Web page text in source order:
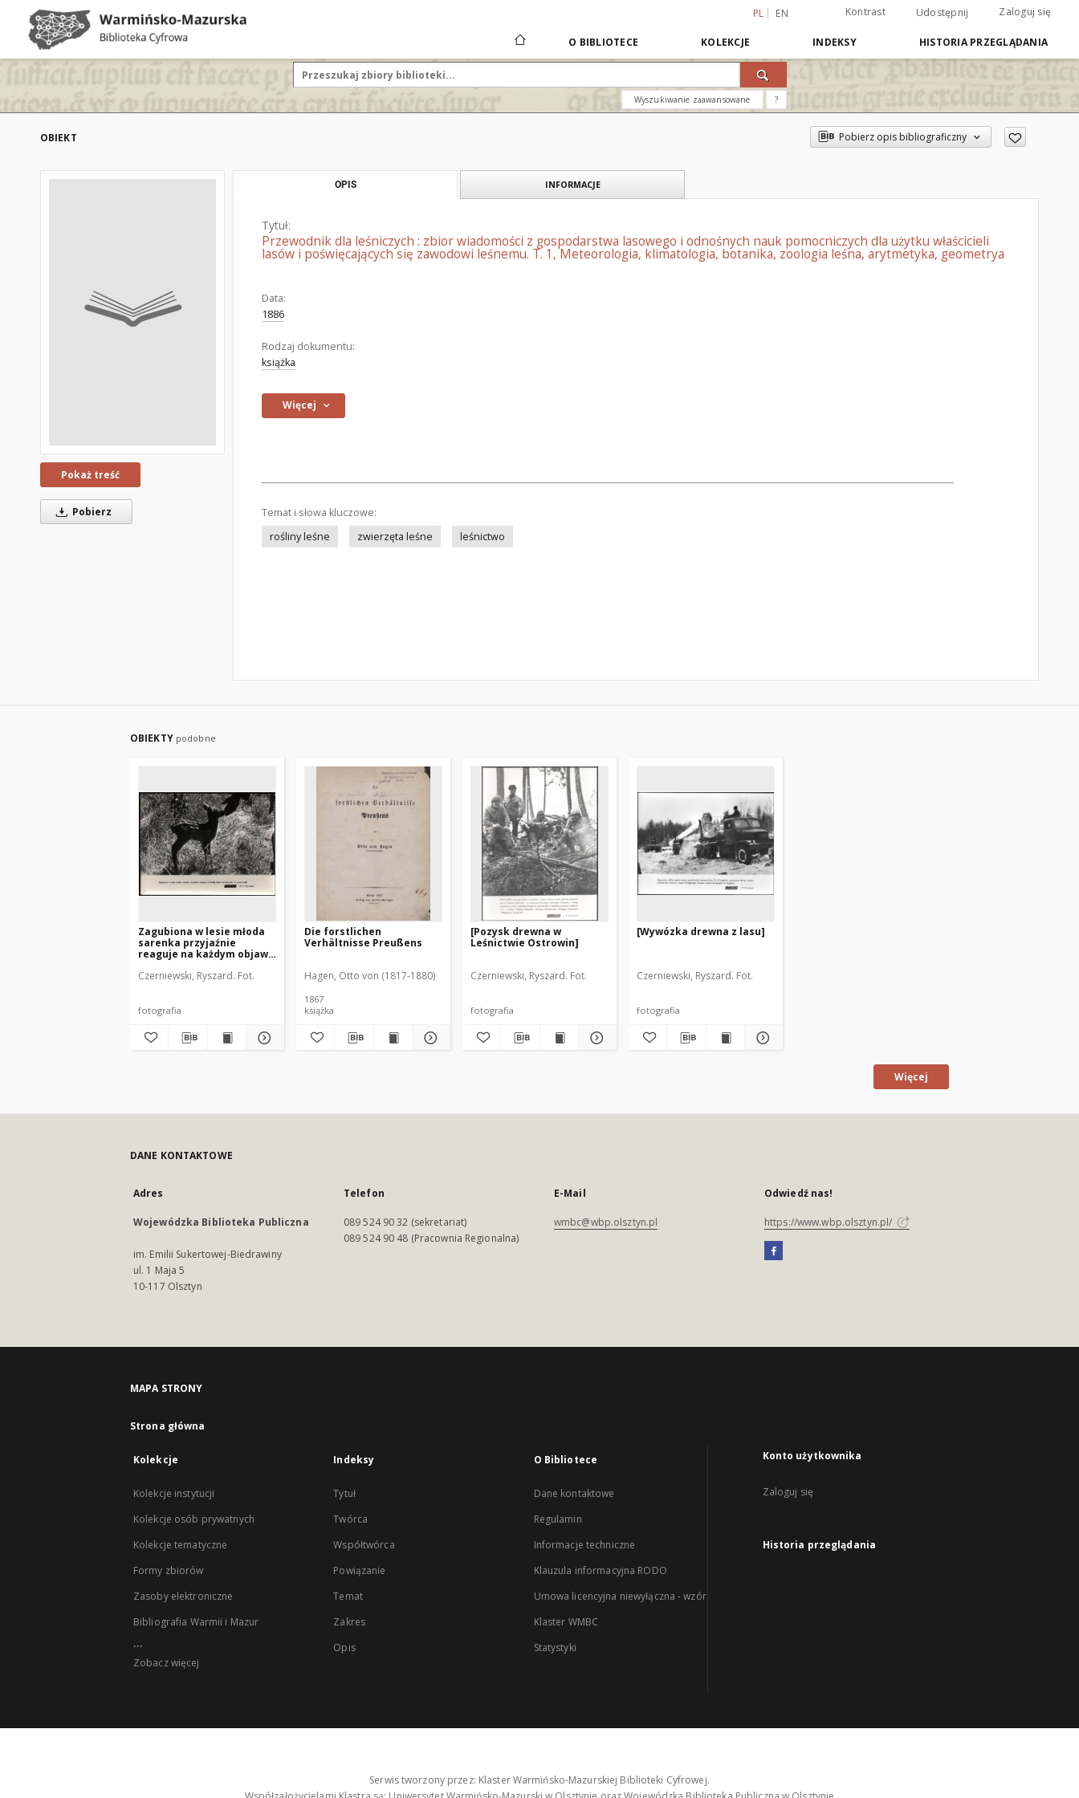
PL EN Kontrast Udostępnij Zaloguj się
O BIBLIOTECE KOLEKCJE INDEKSY HISTORIA PRZEGLĄDANIA
Wyszukiwanie zaawansowane ?
OBIEKT Pobierz opis bibliograficzny
Pokaż treść
Pobierz
OPIS INFORMACJE
Tytuł:
Przewodnik dla leśniczych : zbior wiadomości z gospodarstwa lasowego i odnośnych nauk pomocniczych dla użytku właścicieli
lasów i poświęcających się zawodowi leśnemu. T. 1, Meteorologia, klimatologia, botanika, zoologia leśna, arytmetyka, geometrya
Data:
1886
Rodzaj dokumentu:
książka
Więcej
Temat i słowa kluczowe:
rośliny leśne
zwierzęta leśne leśnictwo
OBIEKTY podobne
Zagubiona w lesie młoda
sarenka przyjaźnie
reaguje na każdym objaw
ludzi
Czerniewski, Ryszard. Fot.
fotografia
Die forstlichen
Verhältnisse Preußens
Hagen, Otto von (1817-1880)
1867
książka
[Pozysk drewna w
Leśnictwie Ostrowin]
Czerniewski, Ryszard. Fot.
fotografia
[Wywózka drewna z lasu]
Czerniewski, Ryszard. Fot.
fotografia
Więcej
DANE KONTAKTOWE
Adres
Wojewódzka Biblioteka Publiczna
im. Emilii Sukertowej-Biedrawiny
ul. 1 Maja 5
10-117 Olsztyn
Telefon
089 524 90 32 (sekretariat)
089 524 90 48 (Pracownia Regionalna)
E-Mail
wmbc@wbp.olsztyn.pl
Odwiedź nas!
https://www.wbp.olsztyn.pl/
MAPA STRONY
Strona główna
Kolekcje
Kolekcje instytucji
Kolekcje osób prywatnych
Kolekcje tematyczne
Formy zbiorów
Zasoby elektroniczne
Bibliografia Warmii i Mazur
...
Zobacz więcej
Indeksy
Tytuł
Twórca
Współtwórca
Powiązanie
Temat
Zakres
Opis
O Bibliotece
Dane kontaktowe
Regulamin
Informacje techniczne
Klauzula informacyjna RODO
Umowa licencyjna niewyłączna - wzór
Klaster WMBC
Statystyki
Konto użytkownika
Zaloguj się
Historia przeglądania
Serwis tworzony przez: Klaster Warmińsko-Mazurskiej Biblioteki Cyfrowej.